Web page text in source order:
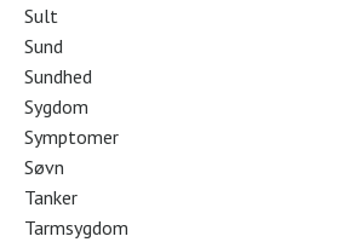
Sult
Sund
Sundhed
Sygdom
Symptomer
Søvn
Tanker
Tarmsygdom